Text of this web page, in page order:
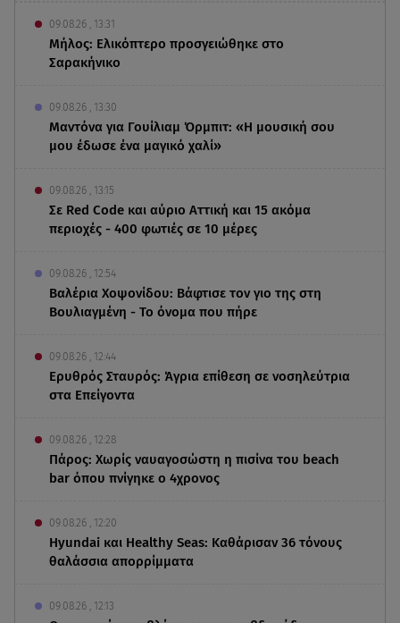
09.08.26 , 13:31
Μήλος: Ελικόπτερο προσγειώθηκε στο
Σαρακήνικο
09.08.26 , 13:30
Μαντόνα για Γουίλιαμ Όρμπιτ: «Η μουσική σου
μου έδωσε ένα μαγικό χαλί»
09.08.26 , 13:15
Σε Red Code και αύριο Αττική και 15 ακόμα
περιοχές - 400 φωτιές σε 10 μέρες
09.08.26 , 12:54
Βαλέρια Χοψονίδου: Βάφτισε τον γιο της στη
Βουλιαγμένη - Το όνομα που πήρε
09.08.26 , 12:44
Ερυθρός Σταυρός: Άγρια επίθεση σε νοσηλεύτρια
στα Επείγοντα
09.08.26 , 12:28
Πάρος: Χωρίς ναυαγοσώστη η πισίνα του beach
bar όπου πνίγηκε ο 4χρονος
09.08.26 , 12:20
Hyundai και Healthy Seas: Καθάρισαν 36 τόνους
θαλάσσια απορρίμματα
09.08.26 , 12:13